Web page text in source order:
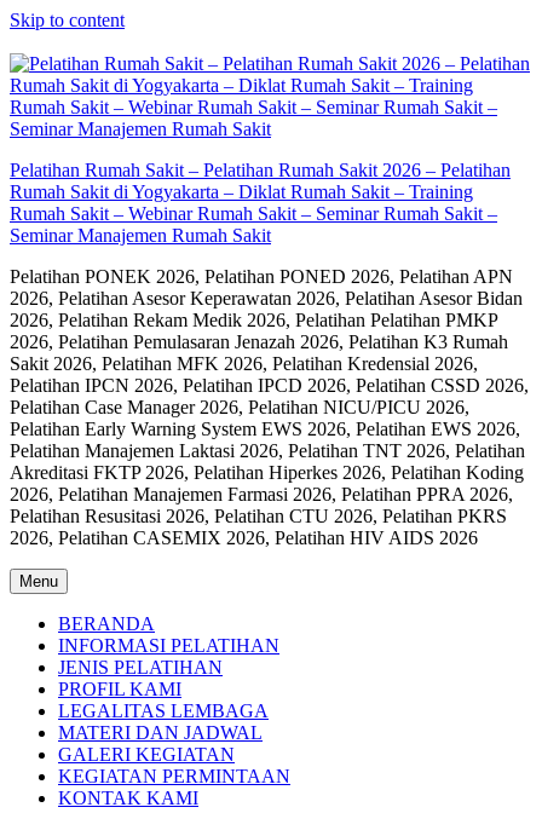
Skip to content
Pelatihan Rumah Sakit – Pelatihan Rumah Sakit 2026 – Pelatihan
Rumah Sakit di Yogyakarta – Diklat Rumah Sakit – Training
Rumah Sakit – Webinar Rumah Sakit – Seminar Rumah Sakit –
Seminar Manajemen Rumah Sakit
Pelatihan PONEK 2026, Pelatihan PONED 2026, Pelatihan APN
2026, Pelatihan Asesor Keperawatan 2026, Pelatihan Asesor Bidan
2026, Pelatihan Rekam Medik 2026, Pelatihan Pelatihan PMKP
2026, Pelatihan Pemulasaran Jenazah 2026, Pelatihan K3 Rumah
Sakit 2026, Pelatihan MFK 2026, Pelatihan Kredensial 2026,
Pelatihan IPCN 2026, Pelatihan IPCD 2026, Pelatihan CSSD 2026,
Pelatihan Case Manager 2026, Pelatihan NICU/PICU 2026,
Pelatihan Early Warning System EWS 2026, Pelatihan EWS 2026,
Pelatihan Manajemen Laktasi 2026, Pelatihan TNT 2026, Pelatihan
Akreditasi FKTP 2026, Pelatihan Hiperkes 2026, Pelatihan Koding
2026, Pelatihan Manajemen Farmasi 2026, Pelatihan PPRA 2026,
Pelatihan Resusitasi 2026, Pelatihan CTU 2026, Pelatihan PKRS
2026, Pelatihan CASEMIX 2026, Pelatihan HIV AIDS 2026
Menu
BERANDA
INFORMASI PELATIHAN
JENIS PELATIHAN
PROFIL KAMI
LEGALITAS LEMBAGA
MATERI DAN JADWAL
GALERI KEGIATAN
KEGIATAN PERMINTAAN
KONTAK KAMI